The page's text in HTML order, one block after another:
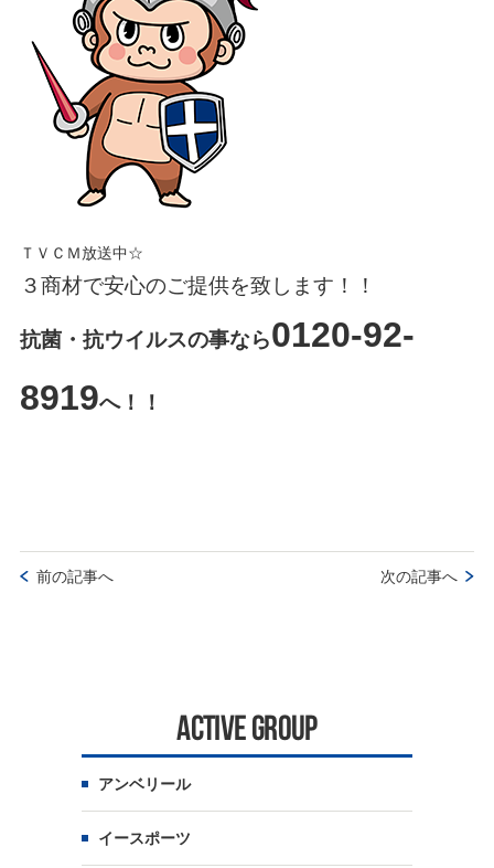
ＴＶＣＭ放送中☆
３商材で安心のご提供を致します！！
抗菌・抗ウイルスの事なら0120-92-
8919へ！！
前の記事へ 次の記事へ
ACTIVE GROUP
アンベリール
イースポーツ